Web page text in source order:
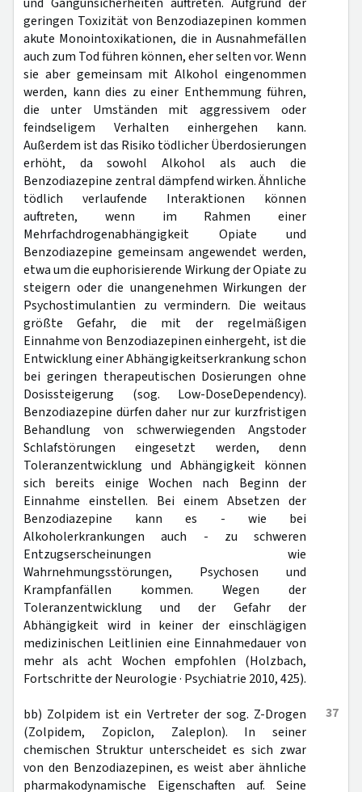
geringen Toxizität von Benzodiazepinen kommen
akute Monointoxikationen, die in Ausnahmefällen
auch zum Tod führen können, eher selten vor. Wenn
sie aber gemeinsam mit Alkohol eingenommen
werden, kann dies zu einer Enthemmung führen,
die unter Umständen mit aggressivem oder
feindseligem Verhalten einhergehen kann.
Außerdem ist das Risiko tödlicher Überdosierungen
erhöht, da sowohl Alkohol als auch die
Benzodiazepine zentral dämpfend wirken. Ähnliche
tödlich verlaufende Interaktionen können
auftreten, wenn im Rahmen einer
Mehrfachdrogenabhängigkeit Opiate und
Benzodiazepine gemeinsam angewendet werden,
etwa um die euphorisierende Wirkung der Opiate zu
steigern oder die unangenehmen Wirkungen der
Psychostimulantien zu vermindern. Die weitaus
größte Gefahr, die mit der regelmäßigen
Einnahme von Benzodiazepinen einhergeht, ist die
Entwicklung einer Abhängigkeitserkrankung schon
bei geringen therapeutischen Dosierungen ohne
Dosissteigerung (sog. Low-DoseDependency).
Benzodiazepine dürfen daher nur zur kurzfristigen
Behandlung von schwerwiegenden Angstoder
Schlafstörungen eingesetzt werden, denn
Toleranzentwicklung und Abhängigkeit können
sich bereits einige Wochen nach Beginn der
Einnahme einstellen. Bei einem Absetzen der
Benzodiazepine kann es - wie bei
Alkoholerkrankungen auch - zu schweren
Entzugserscheinungen wie
Wahrnehmungsstörungen, Psychosen und
Krampfanfällen kommen. Wegen der
Toleranzentwicklung und der Gefahr der
Abhängigkeit wird in keiner der einschlägigen
medizinischen Leitlinien eine Einnahmedauer von
mehr als acht Wochen empfohlen (Holzbach,
Fortschritte der Neurologie · Psychiatrie 2010, 425).
37
bb) Zolpidem ist ein Vertreter der sog. Z-Drogen
(Zolpidem, Zopiclon, Zaleplon). In seiner
chemischen Struktur unterscheidet es sich zwar
von den Benzodiazepinen, es weist aber ähnliche
pharmakodynamische Eigenschaften auf. Seine